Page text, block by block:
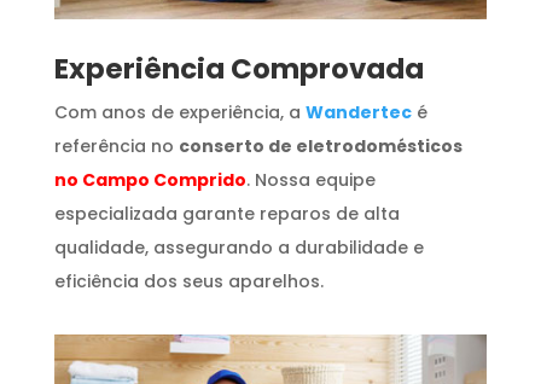
​Experiência Comprovada
Com anos de experiência, a Wandertecé
referência no conserto de eletrodomésticos
no Campo Comprido. Nossa equipe
especializada garante reparos de alta
qualidade, assegurando a durabilidade e
eficiência dos seus aparelhos.